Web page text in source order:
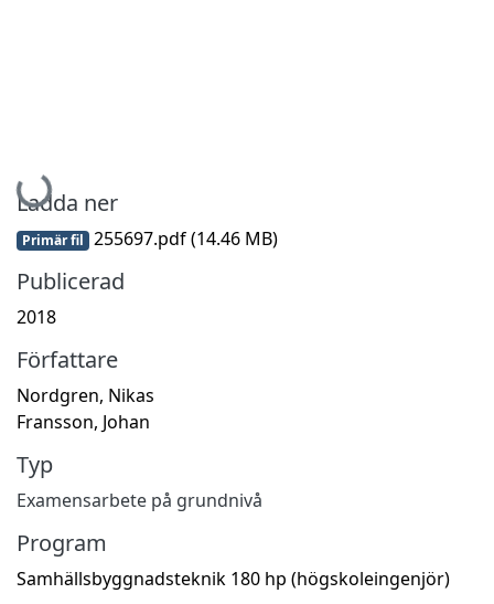
Hämtar...
Ladda ner
Primär fil 255697.pdf(14.46 MB)
Publicerad
2018
Författare
Nordgren, Nikas
Fransson, Johan
Typ
Examensarbete på grundnivå
Program
Samhällsbyggnadsteknik 180 hp (högskoleingenjör)